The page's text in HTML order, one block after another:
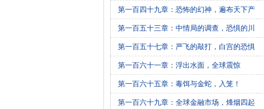
第一百四十九章：恐怖的幻神，遍布天下产
第一百五十三章：中情局的调查，恐惧的川
第一百五十七章：严飞的敲打，白宫的恐惧
第一百六十一章：浮出水面，全球震惊
第一百六十五章：毒饵与金蛇，入笼！
第一百六十九章：全球金融市场，烽烟四起